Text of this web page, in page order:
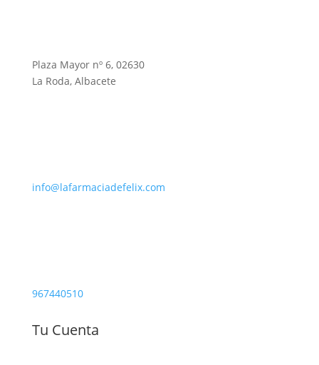
Plaza Mayor nº 6, 02630
La Roda, Albacete
info@lafarmaciadefelix.com
967440510
Tu Cuenta